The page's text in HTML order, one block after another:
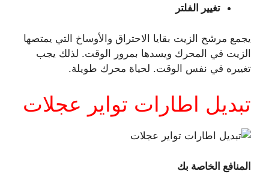
تغيير الفلتر
يجمع مرشح الزيت بقايا الاحتراق والأوساخ التي يمتصها
الزيت في المحرك ويسدها بمرور الوقت. لذلك يجب
تغييره في نفس الوقت. لحياة محرك طويلة.
تبديل اطارات تواير عجلات
المنافع الخاصة بك